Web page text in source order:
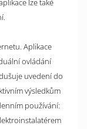
lze také
Aplikace
ovládání
uvedení do
výsledkům
používání: